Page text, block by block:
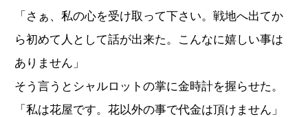
「さぁ、私の心を受け取って下さい。戦地へ出てか
ら初めて人として話が出来た。こんなに嬉しい事は
ありません」
そう言うとシャルロットの掌に金時計を握らせた。
「私は花屋です。花以外の事で代金は頂けません」